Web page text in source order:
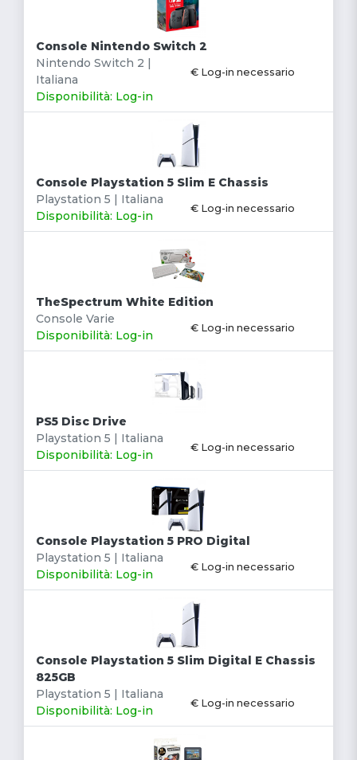
Console Nintendo Switch 2
Nintendo Switch 2 |
Italiana
Disponibilità: Log-in
€ Log-in necessario
Console Playstation 5 Slim E Chassis
Playstation 5 | Italiana
Disponibilità: Log-in
€ Log-in necessario
TheSpectrum White Edition
Console Varie
Disponibilità: Log-in
€ Log-in necessario
PS5 Disc Drive
Playstation 5 | Italiana
Disponibilità: Log-in
€ Log-in necessario
Console Playstation 5 PRO Digital
Playstation 5 | Italiana
Disponibilità: Log-in
€ Log-in necessario
Console Playstation 5 Slim Digital E Chassis
825GB
Playstation 5 | Italiana
Disponibilità: Log-in
€ Log-in necessario